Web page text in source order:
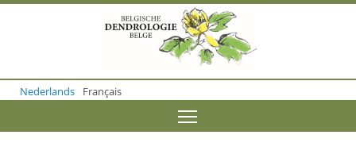
o
m
Nederlands Français